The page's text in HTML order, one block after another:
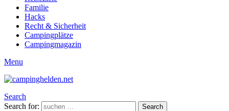
Familie
Hacks
Recht & Sicherheit
Campingplätze
Campingmagazin
Menu
Search
Search for:
Search